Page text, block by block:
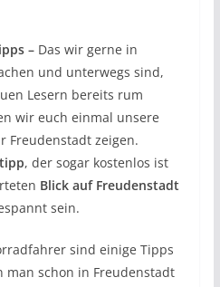
–Das wir gerne in
und unterwegs sind,
Lesern bereits rum
wir euch einmal unsere
Freudenstadt zeigen.
, der sogar kostenlos ist
Blick auf Freudenstadt
sein.
sind einige Tipps
man schon in Freudenstadt